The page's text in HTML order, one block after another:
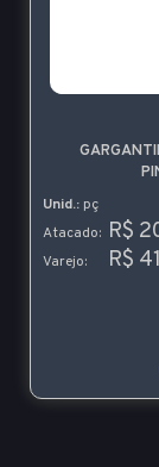
Unid.: pç
Atacado: R$
Varejo: R$